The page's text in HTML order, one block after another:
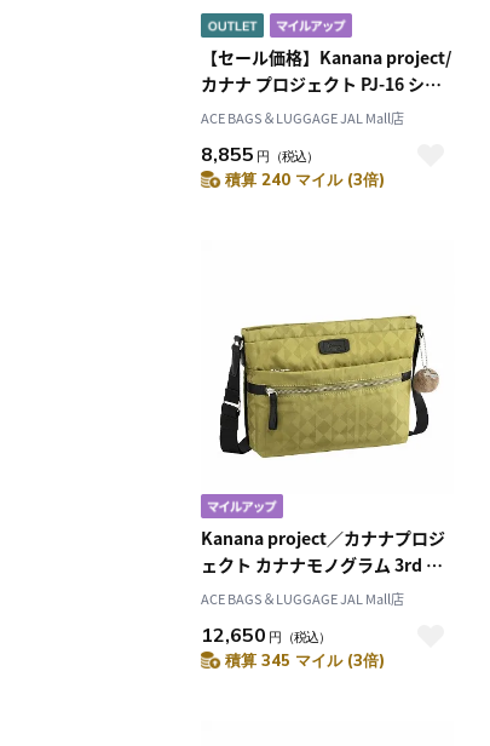
【セール価格】Kanana project/
カナナ プロジェクト PJ-16 ショ
ルダーバッグ 6L 300g 11902
ACE BAGS＆LUGGAGE JAL Mall店
8,855 円 （税込）
積算 240 マイル (3倍)
Kanana project／カナナプロジ
ェクト カナナモノグラム 3rd シ
ョルダーバッグ 11911
ACE BAGS＆LUGGAGE JAL Mall店
12,650 円 （税込）
積算 345 マイル (3倍)